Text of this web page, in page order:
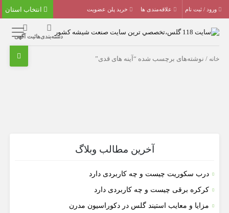
ورود / ثبت نام علاقه‌مندی ها خرید پلن عضویت
دسته‌بندی‌هاثبت آگهی
خانه/ نوشته‌های برچسب شده “آینه های قدی”
آخرین مطالب وبلاگ
درب سکوریت چیست و چه کاربردی دارد
کرکره برقی چیست و چه کاربردی دارد
مزایا و معایب استیند گلس در دکوراسیون مدرن